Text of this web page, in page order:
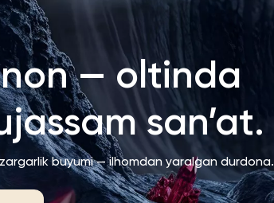
— oltinda
san’at.
buyumi — ilhomdan yaralgan durdona.